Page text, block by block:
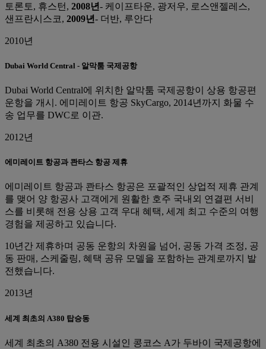
토론토, 휴스턴, 2008년- 케이프타운, 광저우, 로스앤젤레스,
샌프란시스코, 2009년- 더반, 루안다
2010년
Dubai World Central - 알막툼 국제공항
Dubai World Central에 위치한 알막툼 국제공항이 상용 항공편
운항을 개시. 에미레이트 항공 SkyCargo, 2014년까지 화물 수
송 업무를 DWC로 이관.
2012년
에미레이트 항공과 콴타스 항공 제휴
에미레이트 항공과 콴타스 항공은 포괄적인 상업적 제휴 관계
를 맺어 양 항공사 고객에게 원활한 호주 국내외 연결편 서비
스를 비롯해 전용 상용 고객 우대 혜택, 세계 최고 수준의 여행
경험을 제공하고 있습니다.
10년간 제휴하며 공동 운항의 차원을 넘어, 공동 가격 조정, 공
동 판매, 스케줄링, 혜택 공유 모델을 포함하는 관계로까지 발
전했습니다.
2013년
세계 최초의 A380 탑승동
세계 최초의 A380 전용 시설인 콩코스 A가 두바이 국제공항에